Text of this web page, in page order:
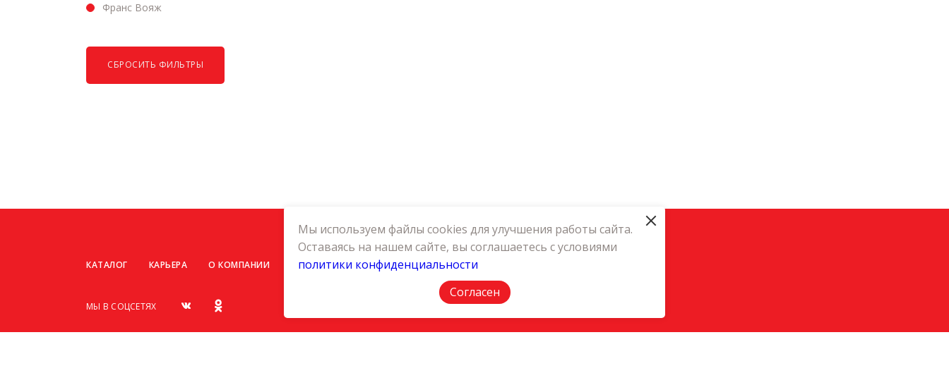
Франс Вояж
СБРОСИТЬ ФИЛЬТРЫ
КАТАЛОГ КАРЬЕРА О КОМПАНИИ КОНТАКТЫ ПОЛИТИКА КОНФИДЕНЦИАЛЬНОСТИ
МЫ В СОЦСЕТЯХ
Мы используем файлы cookies для улучшения работы сайта.
Оставаясь на нашем сайте, вы соглашаетесь с условиями
политики конфиденциальности
Согласен